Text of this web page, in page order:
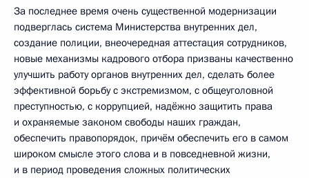
За последнее время очень существенной модернизации
подверглась система Министерства внутренних дел,
создание полиции, внеочередная аттестация сотрудников,
новые механизмы кадрового отбора призваны качественно
улучшить работу органов внутренних дел, сделать более
эффективной борьбу с экстремизмом, с общеуголовной
преступностью, с коррупцией, надёжно защитить права
и охраняемые законом свободы наших граждан,
обеспечить правопорядок, причём обеспечить его в самом
широком смысле этого слова и в повседневной жизни,
и в период проведения сложных политических